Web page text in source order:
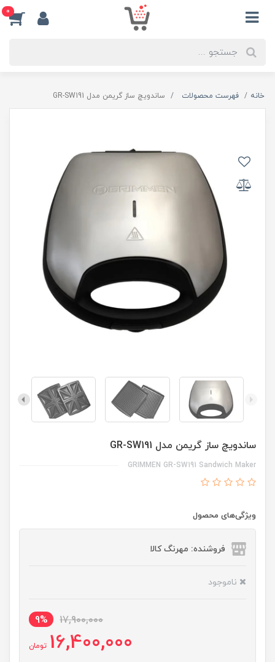
0
خانه فهرست محصولات ساندویچ ساز گریمن مدل GR-SW191
ساندویچ ساز گریمن مدل GR-SW191
GRIMMEN GR-SW191 Sandwich Maker
ویژگی‌های محصول
فروشنده: مهرنگ کالا
ناموجود
17,900,000
9%
16,400,000 تومان